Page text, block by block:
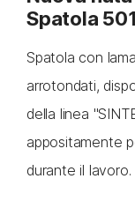
Spatola
Spatola con
arrotondati,
della linea
appositamente
durante il lavoro.